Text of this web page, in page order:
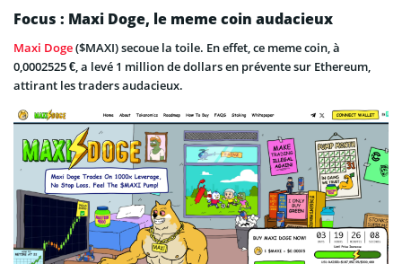
Focus : Maxi Doge, le meme coin audacieux
Maxi Doge($MAXI) secoue la toile. En effet, ce meme coin, à
0,0002525 €, a levé 1 million de dollars en prévente sur Ethereum,
attirant les traders audacieux.